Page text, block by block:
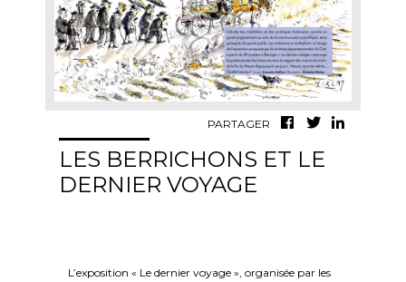
LES BERRICHONS ET LE
DERNIER VOYAGE
PARTAGER
L’exposition « Le dernier voyage », organisée par les